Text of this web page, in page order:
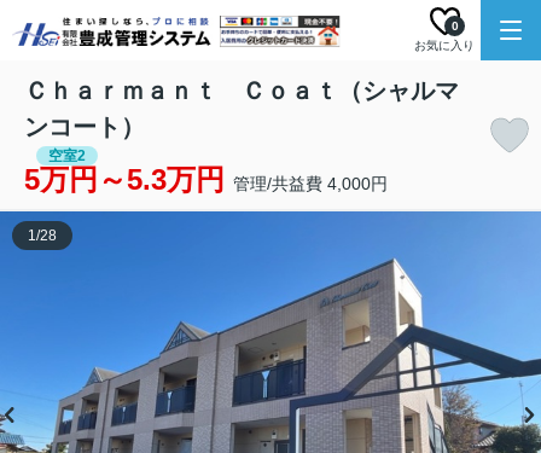
お気に入り
0
Ｃｈａｒｍａｎｔ Ｃｏａｔ（シャルマ
ンコート）
空室2
5万円～5.3万円 管理/共益費 4,000円
1/28